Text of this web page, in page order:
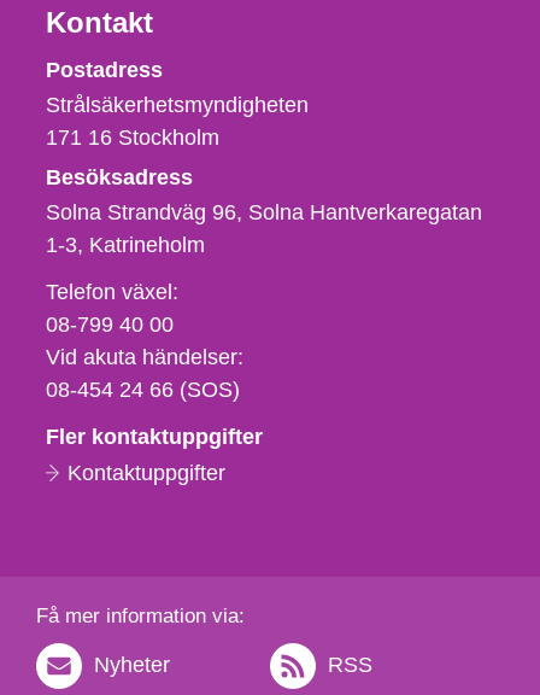
Kontakt
Strålsäkerhetsmyndigheten
Postadress
Strålsäkerhetsmyndigheten
171 16 Stockholm
Besöksadress
Solna Strandväg 96, Solna Hantverkaregatan
1-3 Katrineholm
Telefon,
fax
och
e-
Telefon växel:
08-799 40 00
Vid akuta händelser:
08-454 24 66 (SOS)
Fler kontaktuppgifter
Kontaktuppgifter
Få mer information via:
Nyheter RSS